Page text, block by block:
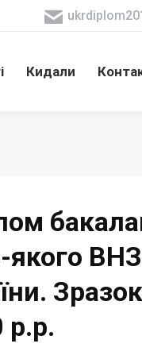
Кидали
якого ВНЗ
р.р.
Кидали